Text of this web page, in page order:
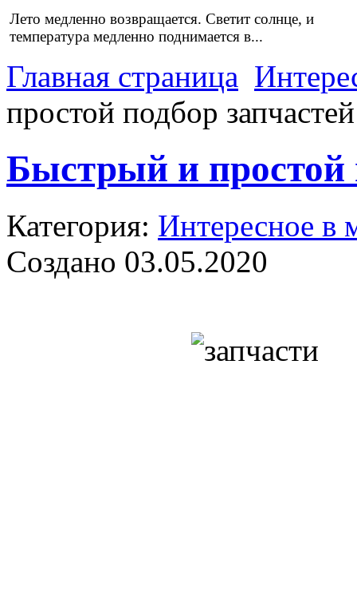
Лето медленно возвращается. Светит солнце, и
температура медленно поднимается в...
Главная страница
простой подбор запчастей
Быстрый и простой
Категория: Интересное в
Создано 03.05.2020